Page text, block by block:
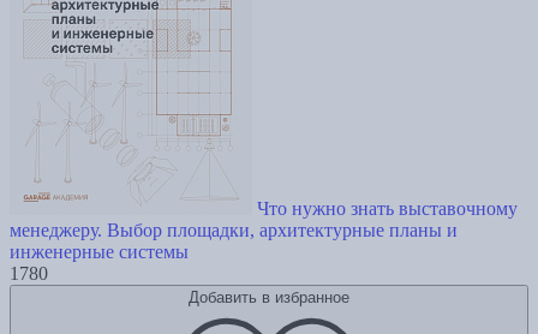
Что нужно знать выставочному
менеджеру. Выбор площадки, архитектурные планы и
инженерные системы
1780
Добавить в избранное